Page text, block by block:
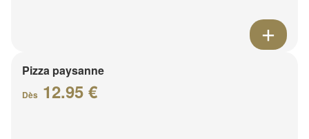
Pizza paysanne
Dès 12.95 €